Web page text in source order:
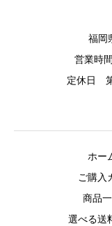
福岡
営業時
定休日
ホー
ご購入
商品
選べる送